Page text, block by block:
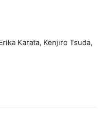
Karata, Kenjiro Tsuda,